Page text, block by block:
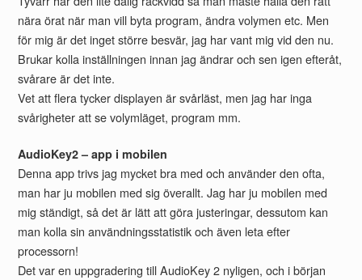
nära örat när man vill byta program, ändra volymen etc. Men
för mig är det inget större besvär, jag har vant mig vid den nu.
Brukar kolla inställningen innan jag ändrar och sen igen efteråt,
svårare är det inte.
Vet att flera tycker displayen är svårläst, men jag har inga
svårigheter att se volymläget, program mm.
AudioKey2 – app i mobilen
Denna app trivs jag mycket bra med och använder den ofta,
man har ju mobilen med sig överallt. Jag har ju mobilen med
mig ständigt, så det är lätt att göra justeringar, dessutom kan
man kolla sin användningsstatistik och även leta efter
processorn!
Det var en uppgradering till AudioKey 2 nyligen, och i början